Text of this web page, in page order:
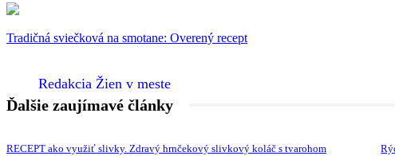
Tradičná sviečková na smotane: Overený recept
Redakcia Žien v meste
Ďalšie zaujímavé články
RECEPT ako využiť slivky. Zdravý hrnčekový slivkový koláč s tvarohom